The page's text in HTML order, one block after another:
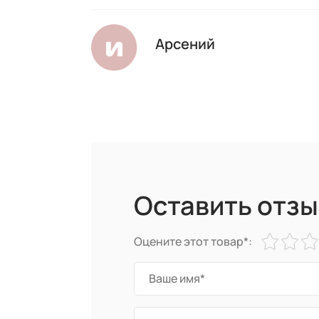
Арсений
Оставить
Оцените этот товар*: